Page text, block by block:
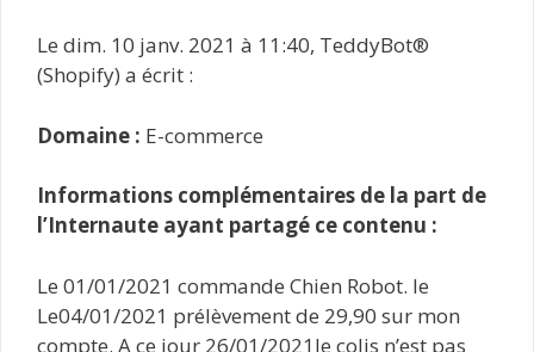
Le dim. 10 janv. 2021 à 11:40, TeddyBot®
(Shopify) a écrit :
Domaine : E-commerce
Informations complémentaires de la part de
l’Internaute ayant partagé ce contenu :
Le 01/01/2021 commande Chien Robot. le
Le04/01/2021 prélèvement de 29,90 sur mon
compte. A ce jour 26/01/2021le colis n’est pas